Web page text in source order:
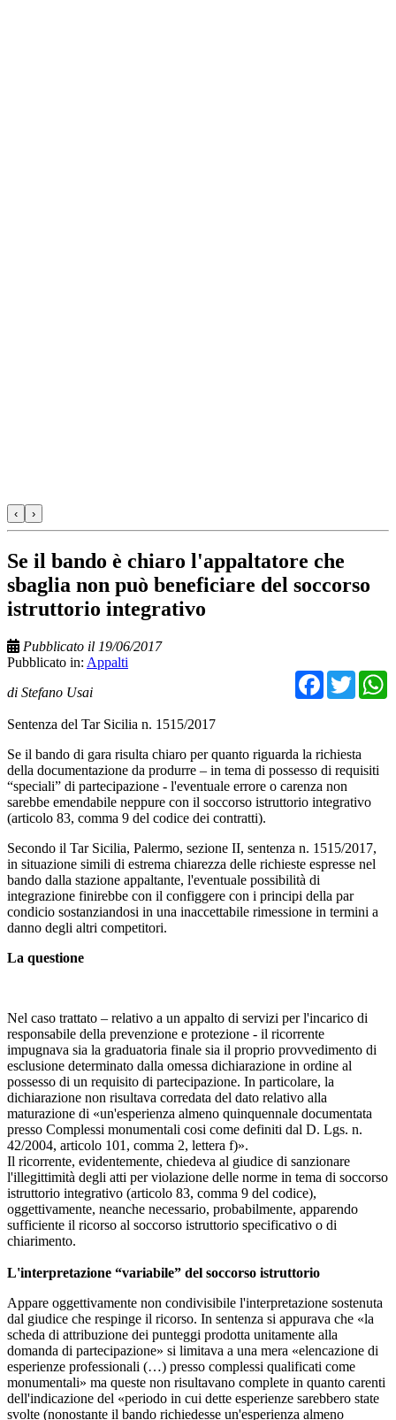
‹ ›
Se il bando è chiaro l'appaltatore che
sbaglia non può beneficiare del soccorso
istruttorio integrativo
Pubblicato il 19/06/2017
Pubblicato in: Appalti
di Stefano Usai
Sentenza del Tar Sicilia n. 1515/2017
Se il bando di gara risulta chiaro per quanto riguarda la richiesta
della documentazione da produrre – in tema di possesso di requisiti
“speciali” di partecipazione - l'eventuale errore o carenza non
sarebbe emendabile neppure con il soccorso istruttorio integrativo
(articolo 83, comma 9 del codice dei contratti).
Secondo il Tar Sicilia, Palermo, sezione II, sentenza n. 1515/2017,
in situazione simili di estrema chiarezza delle richieste espresse nel
bando dalla stazione appaltante, l'eventuale possibilità di
integrazione finirebbe con il configgere con i principi della par
condicio sostanziandosi in una inaccettabile rimessione in termini a
danno degli altri competitori.
La questione
Nel caso trattato – relativo a un appalto di servizi per l'incarico di
responsabile della prevenzione e protezione - il ricorrente
impugnava sia la graduatoria finale sia il proprio provvedimento di
esclusione determinato dalla omessa dichiarazione in ordine al
possesso di un requisito di partecipazione. In particolare, la
dichiarazione non risultava corredata del dato relativo alla
maturazione di «un'esperienza almeno quinquennale documentata
presso Complessi monumentali cosi come definiti dal D. Lgs. n.
42/2004, articolo 101, comma 2, lettera f)».
Il ricorrente, evidentemente, chiedeva al giudice di sanzionare
l'illegittimità degli atti per violazione delle norme in tema di soccorso
istruttorio integrativo (articolo 83, comma 9 del codice),
oggettivamente, neanche necessario, probabilmente, apparendo
sufficiente il ricorso al soccorso istruttorio specificativo o di
chiarimento.
L'interpretazione “variabile” del soccorso istruttorio
Appare oggettivamente non condivisibile l'interpretazione sostenuta
dal giudice che respinge il ricorso. In sentenza si appurava che «la
scheda di attribuzione dei punteggi prodotta unitamente alla
domanda di partecipazione» si limitava a una mera «elencazione di
esperienze professionali (…) presso complessi qualificati come
monumentali» ma queste non risultavano complete in quanto carenti
dell'indicazione del «periodo in cui dette esperienze sarebbero state
svolte (nonostante il bando richiedesse un'esperienza almeno